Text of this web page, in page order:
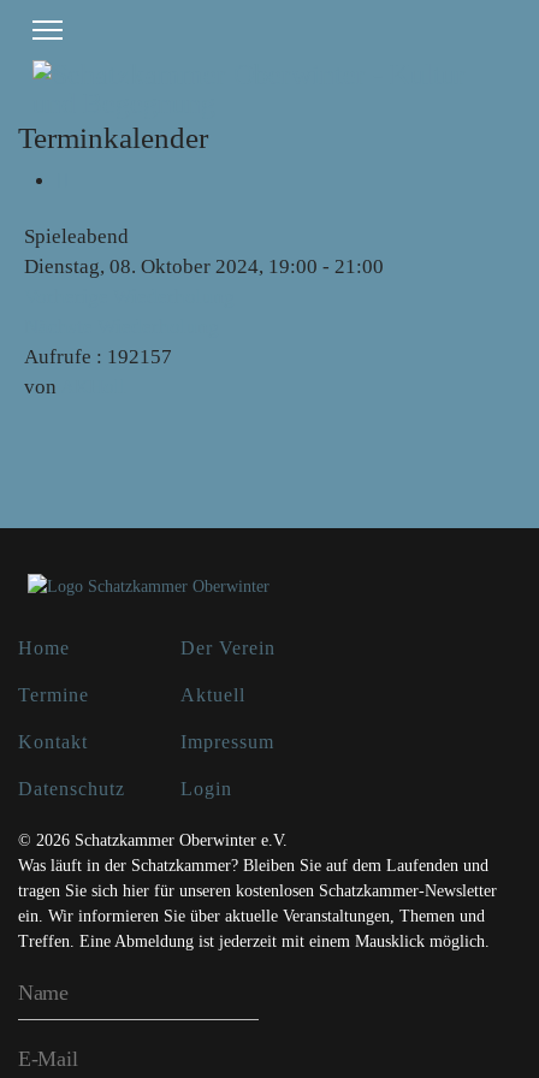
Terminkalender
Spieleabend
Dienstag, 08. Oktober 2024, 19:00 - 21:00
Aufrufe : 192157
von
Home Der Verein
Termine Aktuell
Kontakt Impressum
Datenschutz Login
© 2026 Schatzkammer Oberwinter e.V.
Was läuft in der Schatzkammer? Bleiben Sie auf dem Laufenden und
tragen Sie sich hier für unseren kostenlosen Schatzkammer-Newsletter
ein. Wir informieren Sie über aktuelle Veranstaltungen, Themen und
Treffen. Eine Abmeldung ist jederzeit mit einem Mausklick möglich.